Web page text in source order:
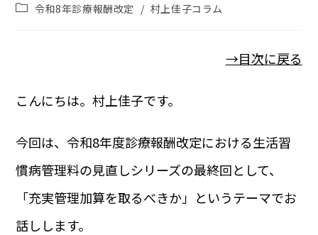
令和8年診療報酬改定 / 村上佳子コラム
→目次に戻る
こんにちは。村上佳子です。
今回は、令和8年度診療報酬改定における生活習
慣病管理料の見直しシリーズの最終回として、
「充実管理加算を取るべきか」というテーマでお
話しします。